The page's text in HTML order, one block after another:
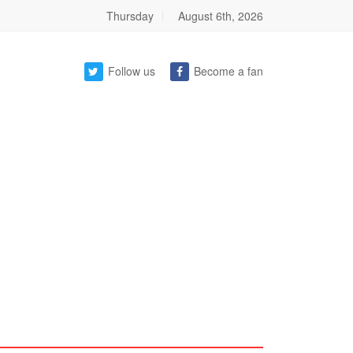
Thursday August 6th, 2026
Follow us Become a fan